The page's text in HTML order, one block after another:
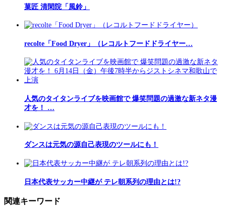
菓匠 清閑院「風鈴」
recolte「Food Dryer」（レコルトフードドライヤー…
人気のタイタンライブを映画館で 爆笑問題の過激な新ネタ漫
才を！ …
ダンスは元気の源自己表現のツールにも！
日本代表サッカー中継が テレ朝系列の理由とは!?
関連キーワード